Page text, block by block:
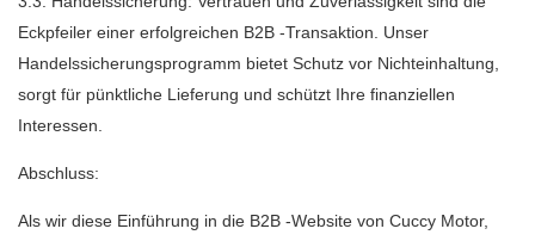
Eckpfeiler einer erfolgreichen B2B -Transaktion. Unser
Handelssicherungsprogramm bietet Schutz vor Nichteinhaltung,
sorgt für pünktliche Lieferung und schützt Ihre finanziellen
Interessen.
Abschluss:
Als wir diese Einführung in die B2B -Website von Cuccy Motor,